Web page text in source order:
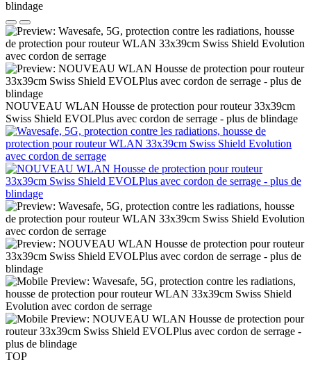
NOUVEAU WLAN Housse de protection pour routeur 33x39cm
Swiss Shield EVOLPlus avec cordon de serrage - plus de blindage
TOP